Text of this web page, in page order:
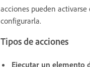
acciones pueden
configurarla.
Tipos de acciones
Ejecutar un elemento